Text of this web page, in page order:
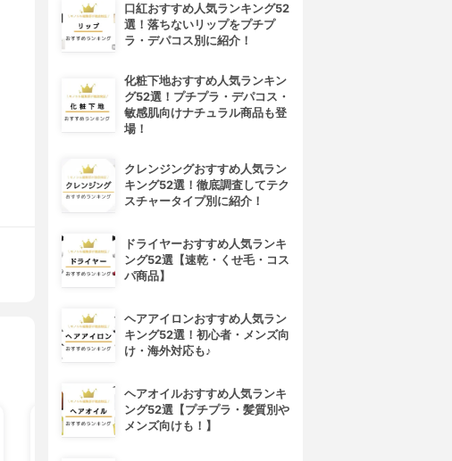
4位
口紅おすすめ人気ランキング52
選！落ちないリップをプチプ
ラ・デパコス別に紹介！
化粧下地おすすめ人気ランキン
グ52選！プチプラ・デパコス・
敏感肌向けナチュラル商品も登
場！
クレンジングおすすめ人気ラン
キング52選！徹底調査してテク
スチャータイプ別に紹介！
ドライヤーおすすめ人気ランキ
ング52選【速乾・くせ毛・コス
パ商品】
ヘアアイロンおすすめ人気ラン
キング52選！初心者・メンズ向
け・海外対応も♪
ヘアオイルおすすめ人気ランキ
ング52選【プチプラ・髪質別や
メンズ向けも！】